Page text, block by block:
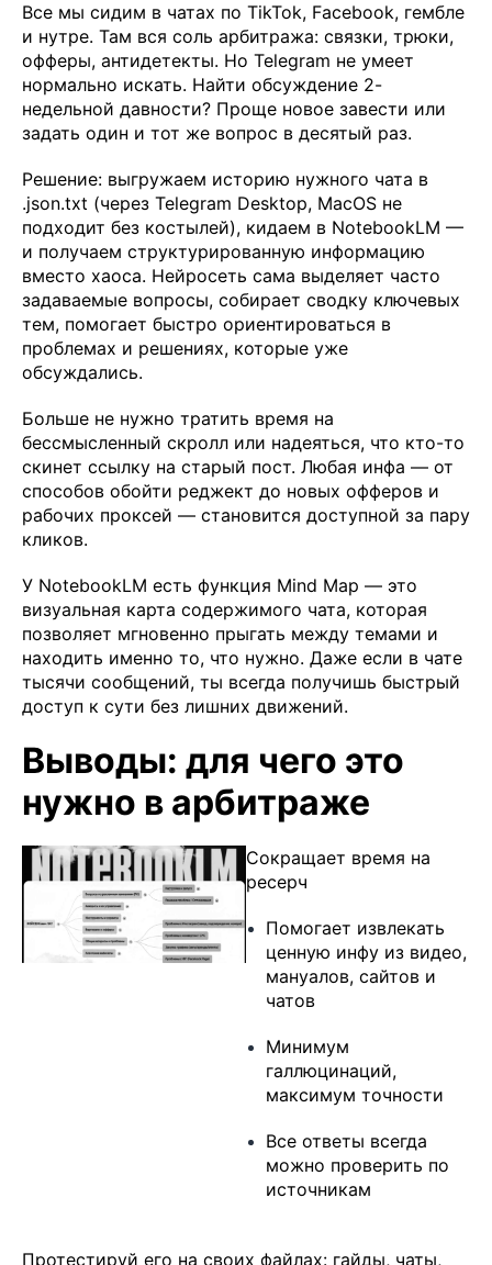
Все мы сидим в чатах по TikTok, Facebook, гембле
и нутре. Там вся соль арбитража: связки, трюки,
офферы, антидетекты. Но Telegram не умеет
нормально искать. Найти обсуждение 2-
недельной давности? Проще новое завести или
задать один и тот же вопрос в десятый раз.
Решение: выгружаем историю нужного чата в
.json.txt (через Telegram Desktop, MacOS не
подходит без костылей), кидаем в NotebookLM —
и получаем структурированную информацию
вместо хаоса. Нейросеть сама выделяет часто
задаваемые вопросы, собирает сводку ключевых
тем, помогает быстро ориентироваться в
проблемах и решениях, которые уже
обсуждались.
Больше не нужно тратить время на
бессмысленный скролл или надеяться, что кто-то
скинет ссылку на старый пост. Любая инфа — от
способов обойти реджект до новых офферов и
рабочих проксей — становится доступной за пару
кликов.
У NotebookLM есть функция Mind Map — это
визуальная карта содержимого чата, которая
позволяет мгновенно прыгать между темами и
находить именно то, что нужно. Даже если в чате
тысячи сообщений, ты всегда получишь быстрый
доступ к сути без лишних движений.
Выводы: для чего это
нужно в арбитраже
Сокращает время на
ресерч
Помогает извлекать
ценную инфу из видео,
мануалов, сайтов и
чатов
Минимум
галлюцинаций,
максимум точности
Все ответы всегда
можно проверить по
источникам
Протестируй его на своих файлах: гайды, чаты,